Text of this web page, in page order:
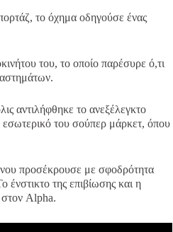
το όχημα οδηγούσε ένας
του, το οποίο παρέσυρε ό,τι
αντιλήφθηκε το ανεξέλεγκτο
εσωτερικό του σούπερ μάρκετ, όπου
προσέκρουσε με σφοδρότητα
ένστικτο της επιβίωσης και η
Alpha.